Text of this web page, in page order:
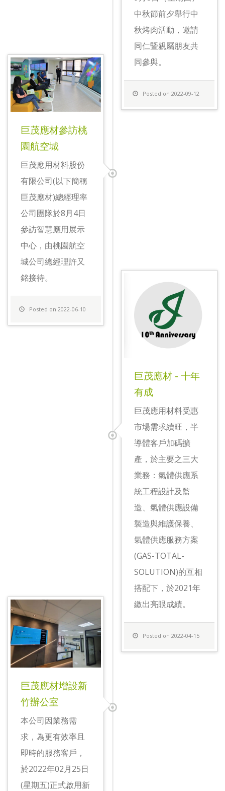
中秋節前夕舉行中
秋烤肉活動，邀請
同仁暨親屬朋友共
同參與。
Posted on 2022-09-12
巨茂應材參訪桃
園航空城
巨茂應用材料股份
有限公司(以下簡稱
巨茂應材)總經理率
公司團隊於8月4日
參訪智慧應用展示
中心，由桃園航空
城公司總經理許又
銘接待。
Posted on 2022-06-10
巨茂應材 - 十年
有成
​巨茂應用材料受惠
市場需求續旺，半
導體客戶加碼擴
產，於主要之三大
業務：氣體供應系
統工程設計及監
造、氣體供應設備
製造與維護保養、
氣體供應服務方案
(GAS-TOTAL-
SOLUTION)的互相
搭配下，於2021年
繳出亮眼成績。
Posted on 2022-04-15
巨茂應材增設新
竹辦公室
本公司因業務需
求，為更有效率且
即時的服務客戶，
於2022年02月25日
(星期五)正式啟用新